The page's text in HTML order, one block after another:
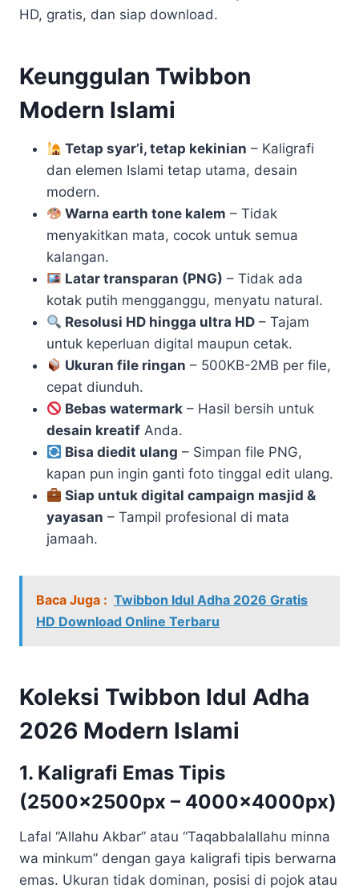
HD, gratis, dan siap download.
Keunggulan Twibbon
Modern Islami
Tetap syar’i, tetap kekinian – Kaligrafi
dan elemen Islami tetap utama, desain
modern.
Warna earth tone kalem – Tidak
menyakitkan mata, cocok untuk semua
kalangan.
Latar transparan (PNG) – Tidak ada
kotak putih mengganggu, menyatu natural.
Resolusi HD hingga ultra HD – Tajam
untuk keperluan digital maupun cetak.
Ukuran file ringan – 500KB-2MB per file,
cepat diunduh.
Bebas watermark – Hasil bersih untuk
desain kreatif Anda.
Bisa diedit ulang – Simpan file PNG,
kapan pun ingin ganti foto tinggal edit ulang.
Siap untukdigital campaign masjid &
yayasan – Tampil profesional di mata
jamaah.
Baca Juga : Twibbon Idul Adha 2026 Gratis
HD Download Online Terbaru
Koleksi Twibbon Idul Adha
2026 Modern Islami
1. Kaligrafi Emas Tipis
(2500x2500px – 4000x4000px)
Lafal “Allahu Akbar” atau “Taqabbalallahu minna
wa minkum” dengan gaya kaligrafi tipis berwarna
emas. Ukuran tidak dominan, posisi di pojok atau